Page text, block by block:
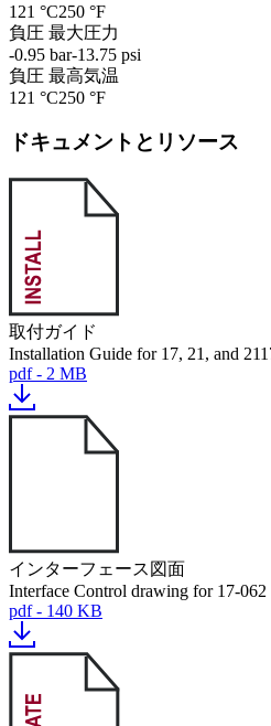
121 °C250 °F
負圧 最大圧力
-0.95 bar-13.75 psi
負圧 最高気温
121 °C250 °F
ドキュメントとリソース
取付ガイド
Installation Guide for 17, 21, and
pdf - 2 MB
インターフェース図面
Interface Control drawing for 17-062
pdf - 140 KB